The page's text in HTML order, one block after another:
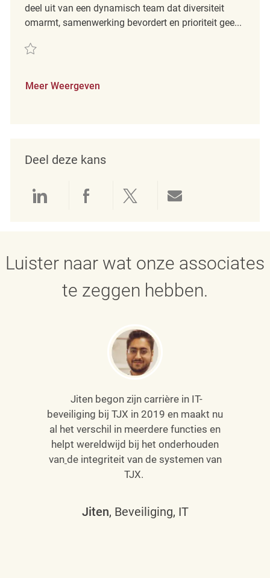
deel uit van een dynamisch team dat diversiteit
omarmt, samenwerking bevordert en prioriteit gee...
Redden Retail Merchandising Associate REQ64033
Meer Weergeven
Deel deze kans
Delen via LinkedIn
Delen via Facebook
Delen via twitter
Luister naar wat onze associates
te zeggen hebben.
Jiten begon zijn carrière in IT-
beveiliging bij TJX in 2019 en maakt nu
al het verschil in meerdere functies en
helpt wereldwijd bij het onderhouden
van de integriteit van de systemen van
TJX.
Jiten, Beveiliging, IT